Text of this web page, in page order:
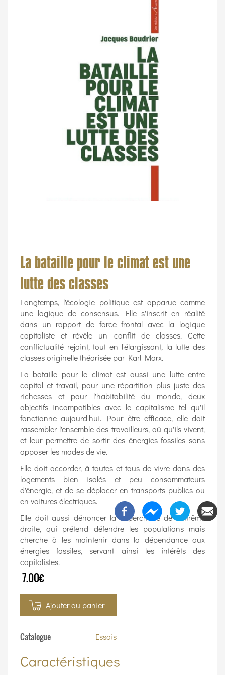
La bataille pour le climat est une
lutte des classes
Longtemps, l'écologie politique est apparue comme
une logique de consensus. Elle s'inscrit en réalité
dans un rapport de force frontal avec la logique
capitaliste et révèle un conflit de classes. Cette
conflictualité rejoint, tout en l'élargissant, la lutte des
classes originelle théorisée par Karl Marx.
La bataille pour le climat est aussi une lutte entre
capital et travail, pour une répartition plus juste des
richesses et pour l'habitabilité du monde, deux
objectifs incompatibles avec le capitalisme tel qu'il
fonctionne aujourd'hui. Pour être efficace, elle doit
rassembler l'ensemble des travailleurs, où qu'ils vivent,
et leur permettre de sortir des énergies fossiles sans
opposer les modes de vie.
Elle doit accorder, à toutes et tous de vivre dans des
logements bien isolés et peu consommateurs
d'énergie, et de se déplacer en transports publics ou
en voitures électriques.
Elle doit aussi dénoncer la supercherie de l'extrême
droite, qui prétend défendre les populations mais
cherche à les maintenir dans la dépendance aux
énergies fossiles, servant ainsi les intérêts des
capitalistes.
7.00€
Ajouter au panier
Catalogue Essais
Caractéristiques